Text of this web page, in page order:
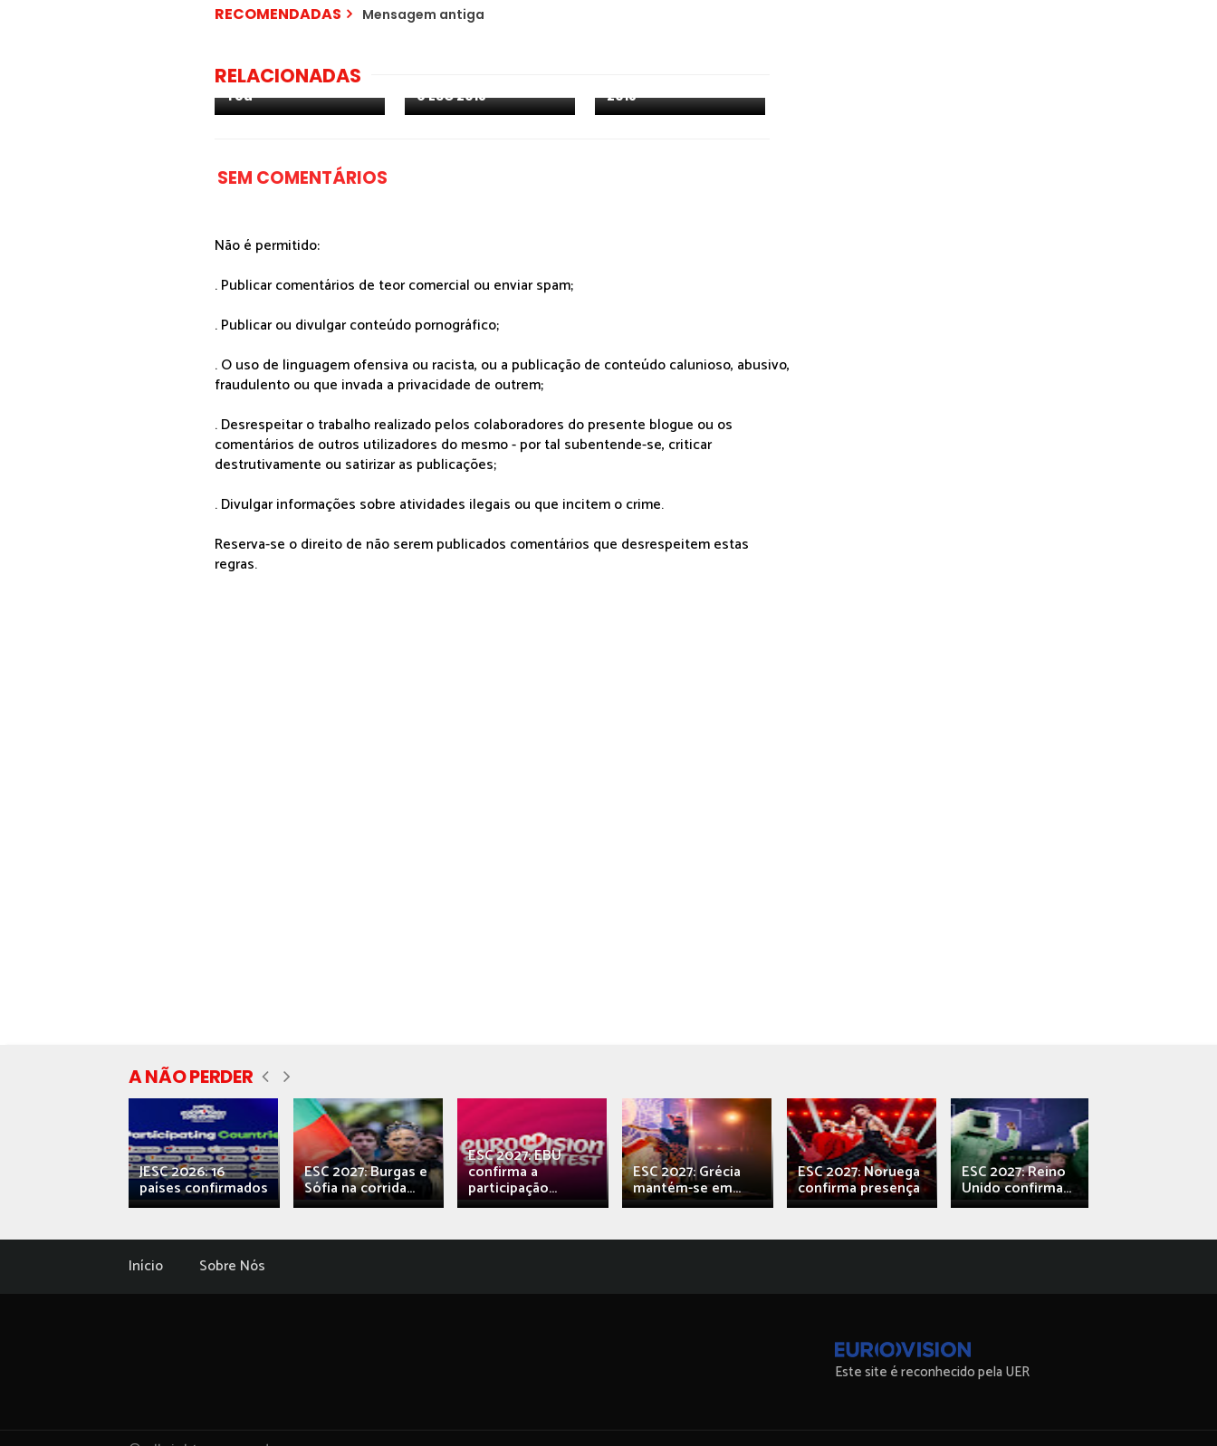
RECOMENDADAS Mensagem antiga
RELACIONADAS
canção "Nobody But
You"
o ESC 2018
2018
SEM COMENTÁRIOS
Não é permitido:
. Publicar comentários de teor comercial ou enviar spam;
. Publicar ou divulgar conteúdo pornográfico;
. O uso de linguagem ofensiva ou racista, ou a publicação de conteúdo calunioso, abusivo,
fraudulento ou que invada a privacidade de outrem;
. Desrespeitar o trabalho realizado pelos colaboradores do presente blogue ou os
comentários de outros utilizadores do mesmo - por tal subentende-se, criticar
destrutivamente ou satirizar as publicações;
. Divulgar informações sobre atividades ilegais ou que incitem o crime.
Reserva-se o direito de não serem publicados comentários que desrespeitem estas
regras.
A NÃO PERDER
JESC 2026: 16
países confirmados
ESC 2027: Burgas e
Sófia na corrida...
ESC 2027: EBU
confirma a
participação...
ESC 2027: Grécia
mantém-se em...
ESC 2027: Noruega
confirma presença
ESC 2027: Reino
Unido confirma...
Início Sobre Nós
Este site é reconhecido pela UER